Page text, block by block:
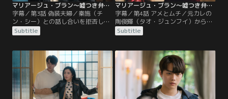
マリアージュ・ブラン～嘘つき弁護士の愛の法則～ 第03話／字幕
字幕／第3話 偽装夫婦／秦施（チ
ン・シー）との話し合いを拒否して
離婚を進めようとする陽華（ヤン・
ホワ）に、秦施は弁護士としての正
る必要性があったこと、そして彼を
夫として選んだ最大の理由を説明す
る。雨の中、一度は物別れに終わっ
た2人だったが、陽華は再び秦施を
呼び出し、母親に結婚を迫られてい
るという自身の窮状を告げる。
Subtitle
マリアージュ・ブラン～嘘つき弁護士の愛の法則～ 第04話／字幕
字幕／第4話 アメとムチ／元カレの
陶俊輝（タオ・ジュンフイ）から招
待状の入手方法を問い詰められる秦
施（チン・シー）。諦めがつかない
会長への説得を試みるが、過度の野
心は危険だと逆に諭されてしまう。
陶俊輝と言葉を交わした陽華（ヤ
ン・ホワ）は、陶俊輝がまだ秦施に
未練があると感じるが…。一方…。
Subtitle